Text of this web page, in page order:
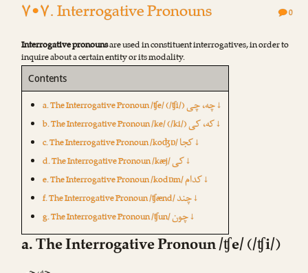
۷•۷. Interrogative Pronouns 0
Interrogative pronounsare used in constituent interrogatives, in order to
inquire about a certain entity or its modality.
Contents
a. The Interrogative Pronoun /ʧe/ (/ʧi/)چه، چی↓
b. The Interrogative Pronoun /ke/ (/ki/)که، کی↓
c. The Interrogative Pronoun /koʤɒ/کجا↓
d. The Interrogative Pronoun /kæj/کی↓
e. The Interrogative Pronoun /kodɒm/کدام↓
f. The Interrogative Pronoun /ʧænd/چند↓
g. The Interrogative Pronoun /ʧun/چون↓
a. The Interrogative Pronoun /ʧe/ (/ʧi/)